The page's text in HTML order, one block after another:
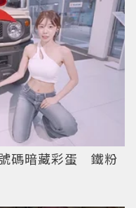
碼暗藏彩蛋 鐵粉